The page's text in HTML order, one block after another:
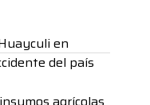
en
del país